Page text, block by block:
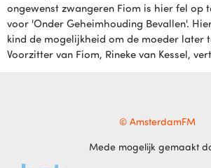
ongewenst zwangeren Fiom is hier fel op
voor 'Onder Geheimhouding Bevallen'.
kind de mogelijkheid om de moeder later
Voorzitter van Fiom, Rineke van Kessel,
© AmsterdamFM
Mede mogelijk gemaakt